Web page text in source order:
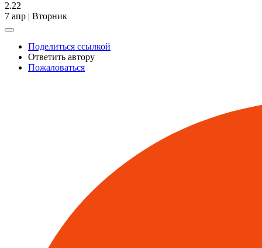
2.22
7 апр | Вторник
Поделиться ссылкой
Ответить автору
Пожаловаться